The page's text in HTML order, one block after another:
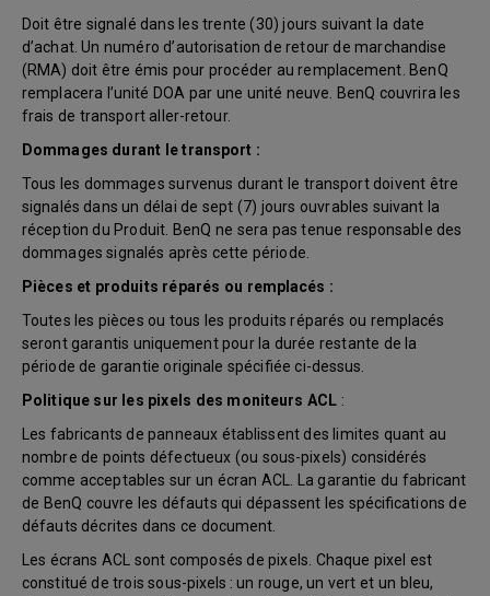
Doit être signalé dans les trente (30) jours suivant la date
d’achat. Un numéro d’autorisation de retour de marchandise
(RMA) doit être émis pour procéder au remplacement. BenQ
remplacera l’unité DOA par une unité neuve. BenQ couvrira les
frais de transport aller-retour.
Dommages durant le transport :
Tous les dommages survenus durant le transport doivent être
signalés dans un délai de sept (7) jours ouvrables suivant la
réception du Produit. BenQ ne sera pas tenue responsable des
dommages signalés après cette période.
Pièces et produits réparés ou remplacés :
Toutes les pièces ou tous les produits réparés ou remplacés
seront garantis uniquement pour la durée restante de la
période de garantie originale spécifiée ci-dessus.
Politique sur les pixels des moniteurs ACL :
Les fabricants de panneaux établissent des limites quant au
nombre de points défectueux (ou sous-pixels) considérés
comme acceptables sur un écran ACL. La garantie du fabricant
de BenQ couvre les défauts qui dépassent les spécifications de
défauts décrites dans ce document.
Les écrans ACL sont composés de pixels. Chaque pixel est
constitué de trois sous-pixels : un rouge, un vert et un bleu,